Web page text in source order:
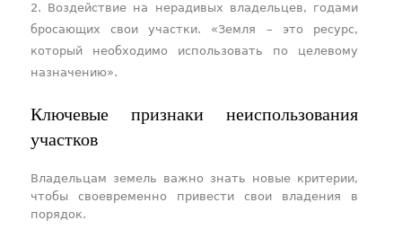
Воздействие на нерадивых владельцев, годами
бросающих свои участки. «Земля – это ресурс,
который необходимо использовать по целевому
назначению».
Ключевые признаки неиспользования
участков
Владельцам земель важно знать новые критерии,
чтобы своевременно привести свои владения в
порядок.